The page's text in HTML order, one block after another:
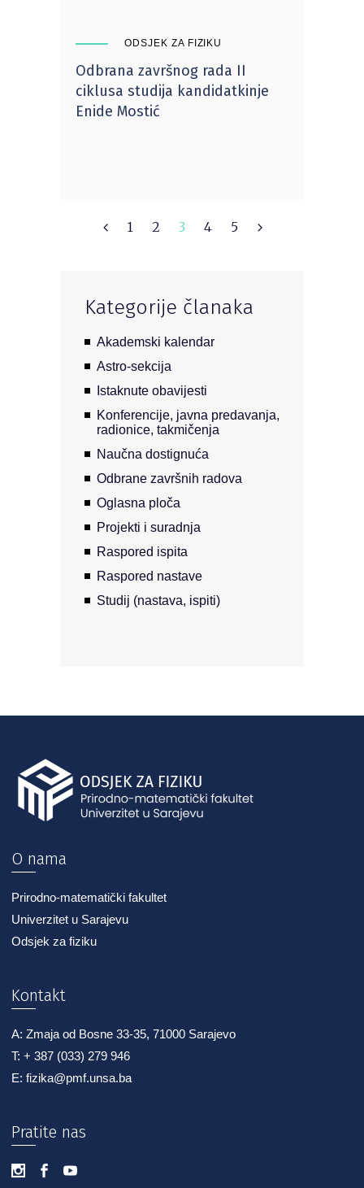
ODSJEK ZA FIZIKU
Odbrana završnog rada II
ciklusa studija kandidatkinje
Enide Mostić
1 2 3 4 5
Kategorije članaka
Akademski kalendar
Astro-sekcija
Istaknute obavijesti
Konferencije, javna predavanja,
radionice, takmičenja
Naučna dostignuća
Odbrane završnih radova
Oglasna ploča
Projekti i suradnja
Raspored ispita
Raspored nastave
Studij (nastava, ispiti)
O nama
Prirodno-matematički fakultet
Univerzitet u Sarajevu
Odsjek za fiziku
Kontakt
A: Zmaja od Bosne 33-35, 71000 Sarajevo
T: + 387 (033) 279 946
E: fizika@pmf.unsa.ba
Pratite nas